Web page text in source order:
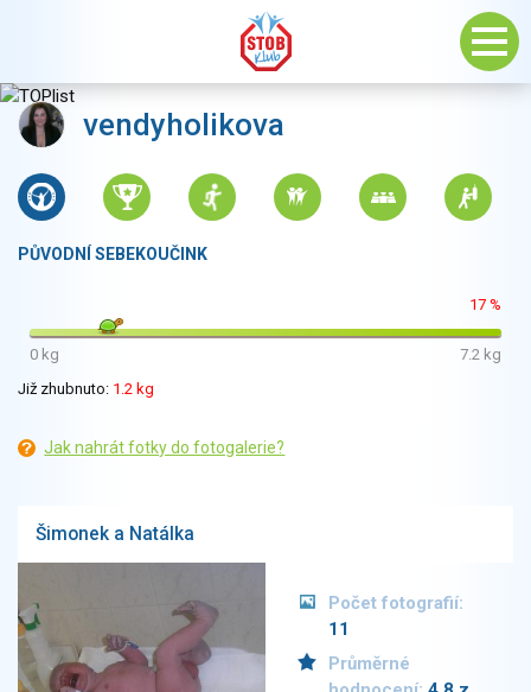
vendyholikova
PŮVODNÍ SEBEKOUČINK
17 %
0 kg
7.2 kg
Již zhubnuto: 1.2 kg
Jak nahrát fotky do fotogalerie?
Šimonek a Natálka
Počet fotografií:
11
Průměrné